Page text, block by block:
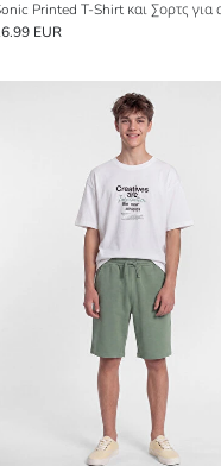
Printed T-Shirt και Σορτς για
EUR